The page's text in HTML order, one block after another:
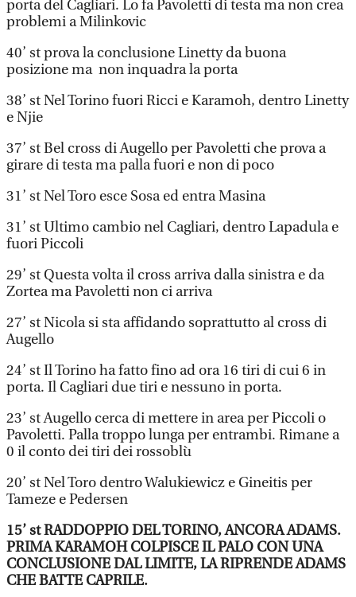
porta del Cagliari. Lo fa Pavoletti di testa ma non crea
problemi a Milinkovic
40’ st prova la conclusione Linetty da buona
posizione ma non inquadra la porta
38’ st Nel Torino fuori Ricci e Karamoh, dentro Linetty
e Njie
37’ st Bel cross di Augello per Pavoletti che prova a
girare di testa ma palla fuori e non di poco
31’ st Nel Toro esce Sosa ed entra Masina
31’ st Ultimo cambio nel Cagliari, dentro Lapadula e
fuori Piccoli
29’ st Questa volta il cross arriva dalla sinistra e da
Zortea ma Pavoletti non ci arriva
27’ st Nicola si sta affidando soprattutto al cross di
Augello
24’ st Il Torino ha fatto fino ad ora 16 tiri di cui 6 in
porta. Il Cagliari due tiri e nessuno in porta.
23’ st Augello cerca di mettere in area per Piccoli o
Pavoletti. Palla troppo lunga per entrambi. Rimane a
0 il conto dei tiri dei rossoblù
20’ st Nel Toro dentro Walukiewicz e Gineitis per
Tameze e Pedersen
15’ st RADDOPPIO DEL TORINO, ANCORA ADAMS.
PRIMA KARAMOH COLPISCE IL PALO CON UNA
CONCLUSIONE DAL LIMITE, LA RIPRENDE ADAMS
CHE BATTE CAPRILE.